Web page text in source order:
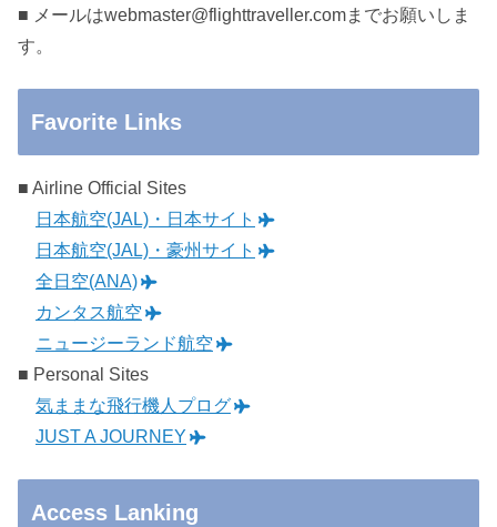
■ メールはwebmaster@flighttraveller.comまでお願いしま
す。
Favorite Links
■ Airline Official Sites
日本航空(JAL)・日本サイト
日本航空(JAL)・豪州サイト
全日空(ANA)
カンタス航空
ニュージーランド航空
■ Personal Sites
気ままな飛行機人プログ
JUST A JOURNEY
Access Lanking